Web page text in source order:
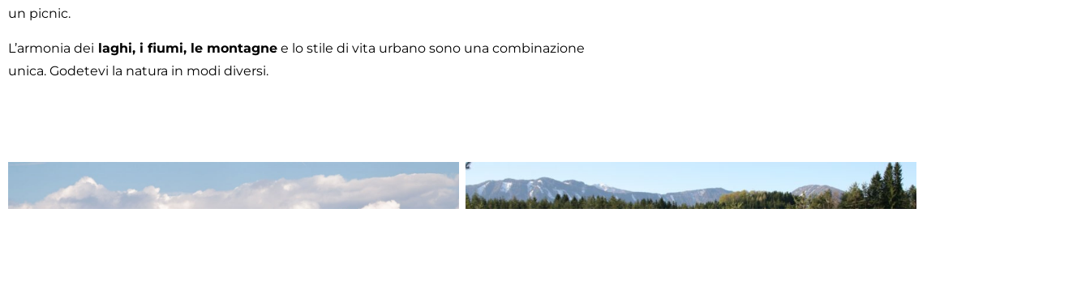
un picnic.
L’armonia dei laghi, i fiumi, le montagne e lo stile di vita urbano sono una combinazione
unica. Godetevi la natura in modi diversi.